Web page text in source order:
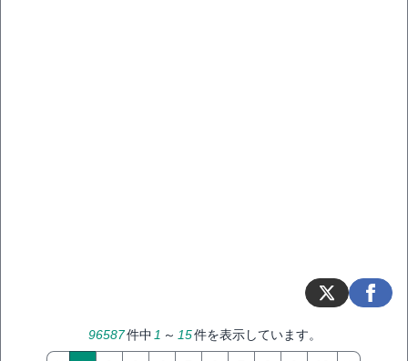
96587件中 1 ～ 15件を表示しています。